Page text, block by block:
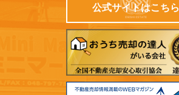
公式サイトはこちら